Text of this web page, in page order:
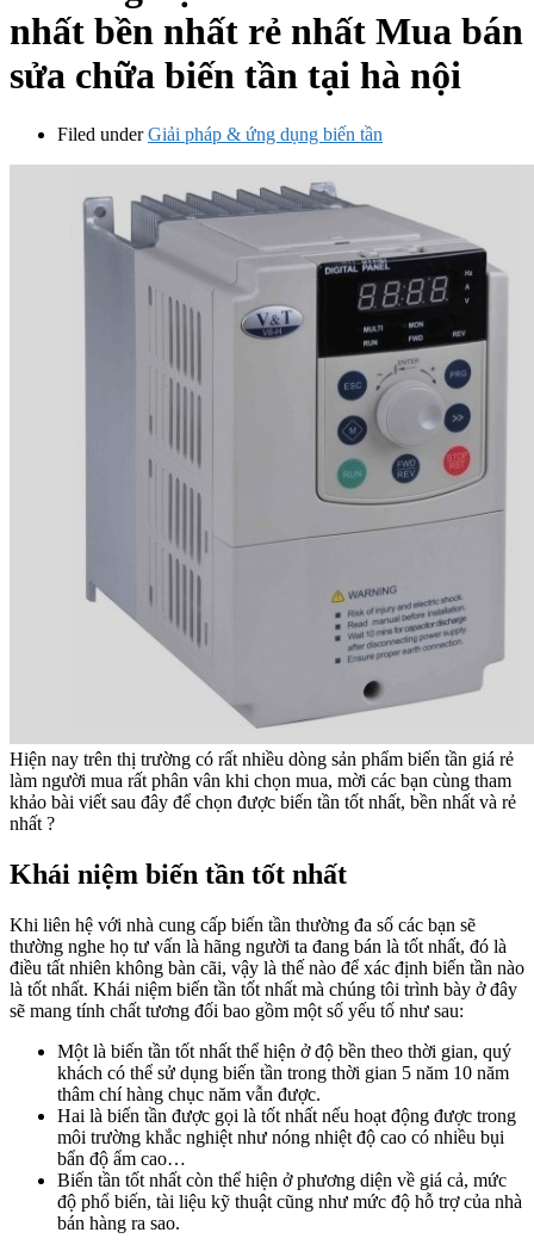
nhất bền nhất rẻ nhất Mua bán
sửa chữa biến tần tại hà nội
Filed underGiải pháp & ứng dụng biến tần
Hiện nay trên thị trường có rất nhiều dòng sản phẩm biến tần giá rẻ
làm người mua rất phân vân khi chọn mua, mời các bạn cùng tham
khảo bài viết sau đây để chọn được biến tần tốt nhất, bền nhất và rẻ
nhất ?
Khái niệm biến tần tốt nhất
Khi liên hệ với nhà cung cấp biến tần thường đa số các bạn sẽ
thường nghe họ tư vấn là hãng người ta đang bán là tốt nhất, đó là
điều tất nhiên không bàn cãi, vậy là thế nào để xác định biến tần nào
là tốt nhất. Khái niệm biến tần tốt nhất mà chúng tôi trình bày ở đây
sẽ mang tính chất tương đối bao gồm một số yếu tố như sau:
Một là biến tần tốt nhất thể hiện ở độ bền theo thời gian, quý
khách có thể sử dụng biến tần trong thời gian 5 năm 10 năm
thâm chí hàng chục năm vẫn được.
Hai là biến tần được gọi là tốt nhất nếu hoạt động được trong
môi trường khắc nghiệt như nóng nhiệt độ cao có nhiều bụi
bẩn độ ẩm cao…
Biến tần tốt nhất còn thể hiện ở phương diện về giá cả, mức
độ phổ biến, tài liệu kỹ thuật cũng như mức độ hỗ trợ của nhà
bán hàng ra sao.